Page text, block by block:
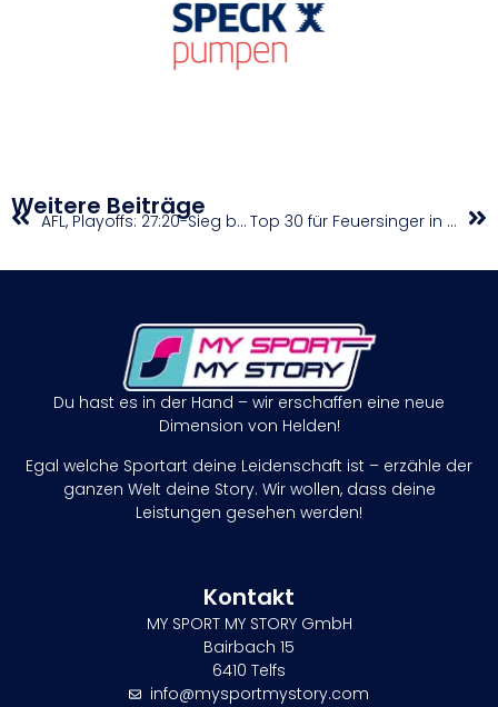
Weitere Beiträge AFL, Playoffs: 27:20-Sieg bei Giants – Black Panthers stehen in Austrian Bowl XXXIX Top 30 für Feuersinger in Hamburg
Du hast es in der Hand – wir erschaffen eine neue
Dimension von Helden!
Egal welche Sportart deine Leidenschaft ist – erzähle der
ganzen Welt deine Story. Wir wollen, dass deine
Leistungen gesehen werden!
Kontakt
MY SPORT MY STORY GmbH
Bairbach 15
6410 Telfs
info@mysportmystory.com